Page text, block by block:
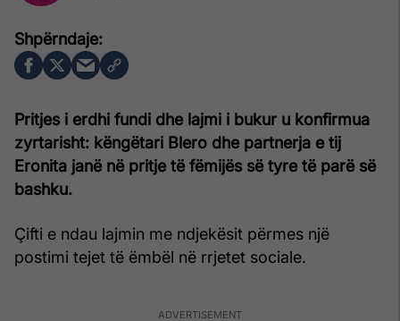
Pritjes i erdhi fundi dhe lajmi i bukur u konfirmua
zyrtarisht: këngëtari Blero dhe partnerja e tij
Eronita janë në pritje të fëmijës së tyre të parë së
bashku.
Çifti e ndau lajmin me ndjekësit përmes një
postimi tejet të ëmbël në rrjetet sociale.